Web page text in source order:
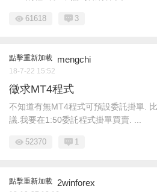
61618 3
點擊重新加載 mengchi
18-7-22 15:52
徵求MT4程式
不知道有無MT4程式可預設委託掛單.
議.我要在1:50委託程式掛單買賣. ...
52370 1
點擊重新加載 2winforex